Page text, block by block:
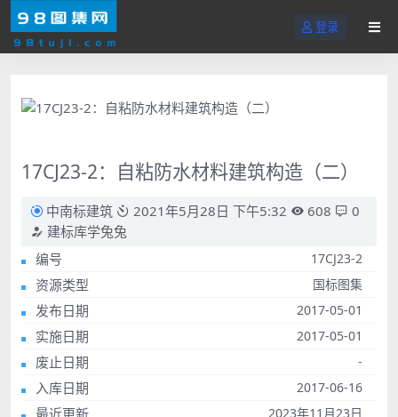
登录
17CJ23-2：自粘防水材料建筑构造（二）
中南标建筑 2021年5月28日 下午5:32 608
0
建标库学兔兔
编号
17CJ23-2
资源类型 国标图集
发布日期 2017-05-01
实施日期 2017-05-01
废止日期 -
入库日期 2017-06-16
最近更新 2023年11月23日